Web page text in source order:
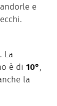
e
La
è di 10°,
la